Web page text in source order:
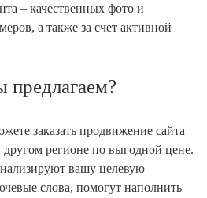
– качественных фото и
а также за счет активной
предлагаем?
заказать продвижение сайта
регионе по выгодной цене.
вашу целевую
слова, помогут наполнить